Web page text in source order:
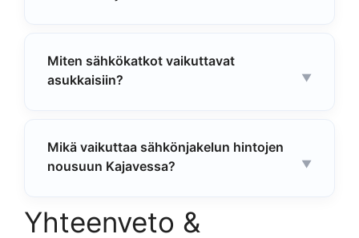
Miten sähkökatkot vaikuttavat
asukkaisiin?
Mikä vaikuttaa sähkönjakelun hintojen
nousuun Kajavessa?
Yhteenveto &